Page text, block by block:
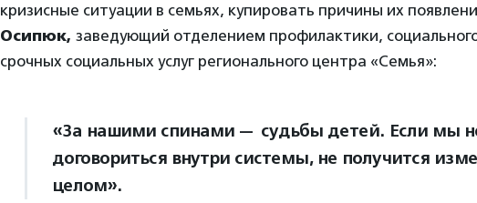
кризисные ситуации в семьях, купировать причины их
Осипюк, заведующий отделением профилактики,
срочных социальных услуг регионального центра «Семья»:
«За нашими спинами — судьбы детей. Если мы
договориться внутри системы, не получится
целом».